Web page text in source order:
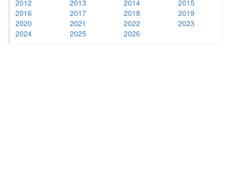
2012
2013 2014
2015
2016
2017 2018
2019
2020
2021 2022
2023
2024
2025 2026